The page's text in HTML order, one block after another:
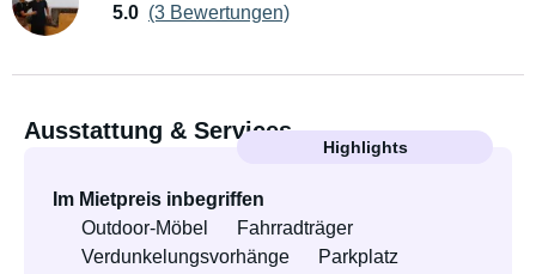
5.0 (3 Bewertungen)
Ausstattung & Services
Highlights
Im Mietpreis inbegriffen
Outdoor-Möbel
Fahrradträger
Verdunkelungsvorhänge
Parkplatz